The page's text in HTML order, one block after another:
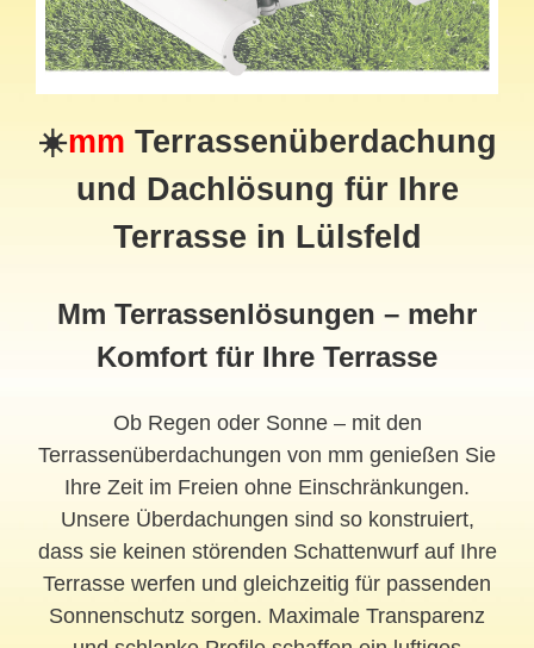
☀️mm Terrassenüberdachung
und Dachlösung für Ihre
Terrasse in Lülsfeld
Mm Terrassenlösungen – mehr
Komfort für Ihre Terrasse
Ob Regen oder Sonne – mit den
Terrassenüberdachungen von mm genießen Sie
Ihre Zeit im Freien ohne Einschränkungen.
Unsere Überdachungen sind so konstruiert,
dass sie keinen störenden Schattenwurf auf Ihre
Terrasse werfen und gleichzeitig für passenden
Sonnenschutz sorgen. Maximale Transparenz